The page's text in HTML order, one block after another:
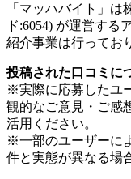
「マッハバイト」
ド:6054) が運営する
紹介事業は行ってお
投稿された口コミに
※実際に応募したユ
観的なご意見・ご感
活用ください。
※一部のユーザーに
件と実態が異なる場